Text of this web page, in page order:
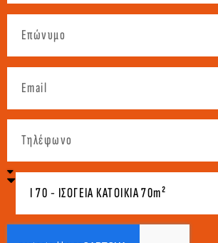
Επιλέξτε
είδος
κατοικίας